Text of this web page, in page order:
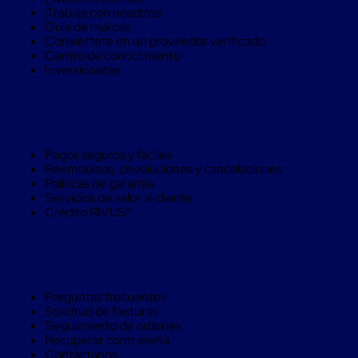
Bolsas
de
Aire
Plasticas
Infladores
Cajas
con
Divisores
Cajas
de
Carton
Jumbo
Interiores
y
Separadores
de
¡Trabaja con nosotros!
Guía de marcas
Conviértete en un proveedor verificado
Centro de conocimiento
Inversionistas
Pagos seguros y fáciles
Reembolsos, devoluciones y cancelaciones
Políticas de garantía
Servicios de valor al cliente
Crédito RIVUS®
Preguntas frecuentes
Solicitud de facturas
Seguimiento de ordenes
Recuperar contraseña